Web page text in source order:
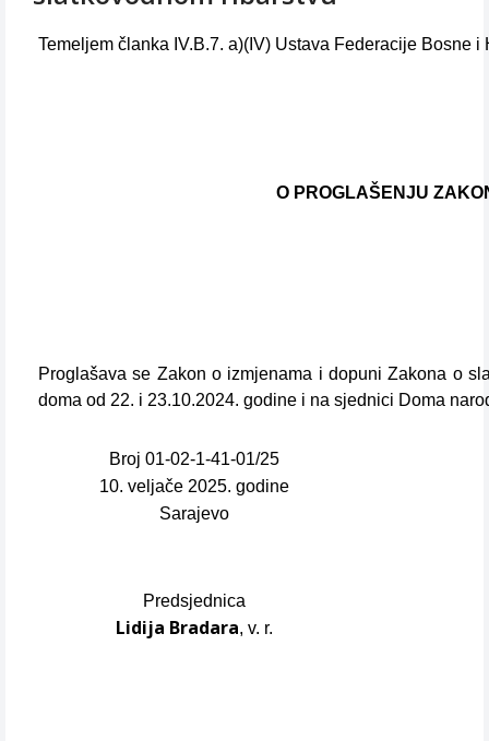
Temeljem članka IV.B.7. a)(IV) Ustava Federacije Bosne i
O PROGLAŠENJU
Proglašava se Zakon o izmjenama i dopuni Zakona o
doma od 22. i 23.10.2024. godine i na sjednici Doma
Broj 01-02-1-41-01/25
10. veljače 2025. godine
Sarajevo
Predsjednica
Lidija Bradara, v. r.